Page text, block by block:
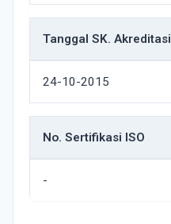
Tanggal SK. Akreditasi
24-10-2015
No. Sertifikasi ISO
-